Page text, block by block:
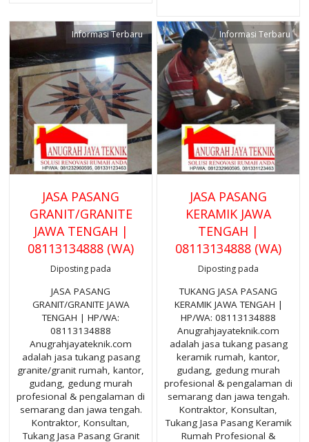
Informasi Terbaru
JASA PASANG
GRANIT/GRANITE
JAWA TENGAH |
08113134888 (WA)
Diposting pada
JASA PASANG
GRANIT/GRANITE JAWA
TENGAH | HP/WA:
08113134888
Anugrahjayateknik.com
adalah jasa tukang pasang
granite/granit rumah, kantor,
gudang, gedung murah
profesional & pengalaman di
semarang dan jawa tengah.
Kontraktor, Konsultan,
Tukang Jasa Pasang Granit
Informasi Terbaru
JASA PASANG
KERAMIK JAWA
TENGAH |
08113134888 (WA)
Diposting pada
TUKANG JASA PASANG
KERAMIK JAWA TENGAH |
HP/WA: 08113134888
Anugrahjayateknik.com
adalah jasa tukang pasang
keramik rumah, kantor,
gudang, gedung murah
profesional & pengalaman di
semarang dan jawa tengah.
Kontraktor, Konsultan,
Tukang Jasa Pasang Keramik
Rumah Profesional &